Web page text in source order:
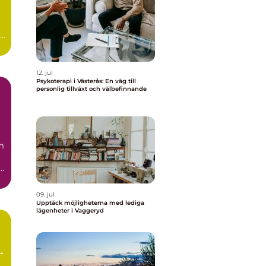
12. jul
Psykoterapi i Västerås: En väg till
personlig tillväxt och välbefinnande
09. jul
Upptäck möjligheterna med lediga
lägenheter i Vaggeryd